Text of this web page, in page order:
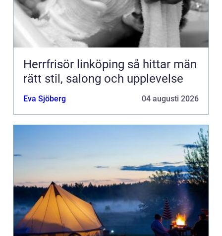
Herrfrisör linköping så hittar män
rätt stil, salong och upplevelse
Eva Sjöberg 04 augusti 2026